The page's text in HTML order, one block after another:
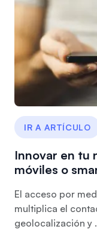
IR A ARTÍCULO
Innovar en tu
móviles o
El acceso por
multiplica el
geolocalización y